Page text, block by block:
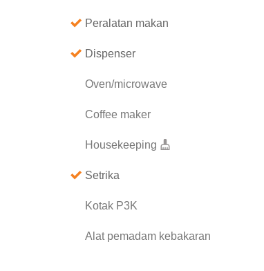
Peralatan makan
Dispenser
Oven/microwave
Coffee maker
Housekeeping
Setrika
Kotak P3K
Alat pemadam kebakaran